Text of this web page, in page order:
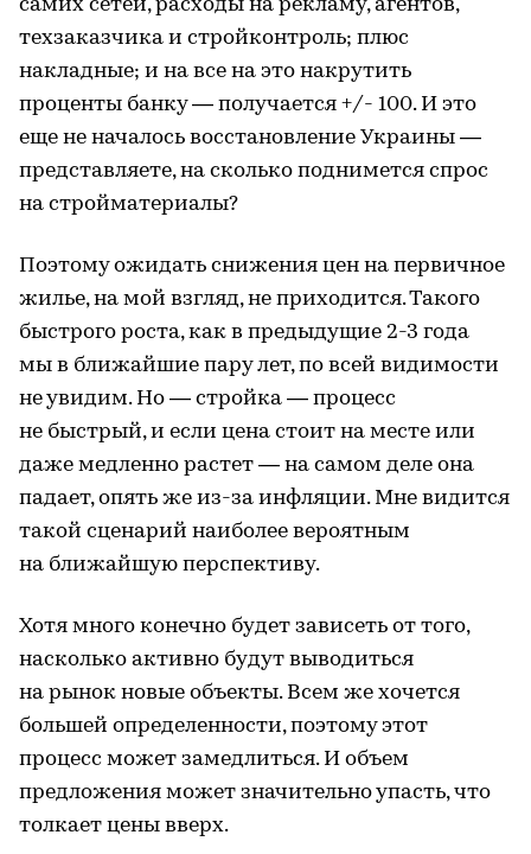
самих сетей, расходы на рекламу, агентов,
техзаказчика и стройконтроль; плюс
накладные; и на все на это накрутить
проценты банку — получается +/- 100. И это
еще не началось восстановление Украины —
представляете, на сколько поднимется спрос
на стройматериалы?
Поэтому ожидать снижения цен на первичное
жилье, на мой взгляд, не приходится. Такого
быстрого роста, как в предыдущие 2-3 года
мы в ближайшие пару лет, по всей видимости
не увидим. Но — стройка — процесс
не быстрый, и если цена стоит на месте или
даже медленно растет — на самом деле она
падает, опять же из-за инфляции. Мне видится
такой сценарий наиболее вероятным
на ближайшую перспективу.
Хотя много конечно будет зависеть от того,
насколько активно будут выводиться
на рынок новые объекты. Всем же хочется
большей определенности, поэтому этот
процесс может замедлиться. И объем
предложения может значительно упасть, что
толкает цены вверх.